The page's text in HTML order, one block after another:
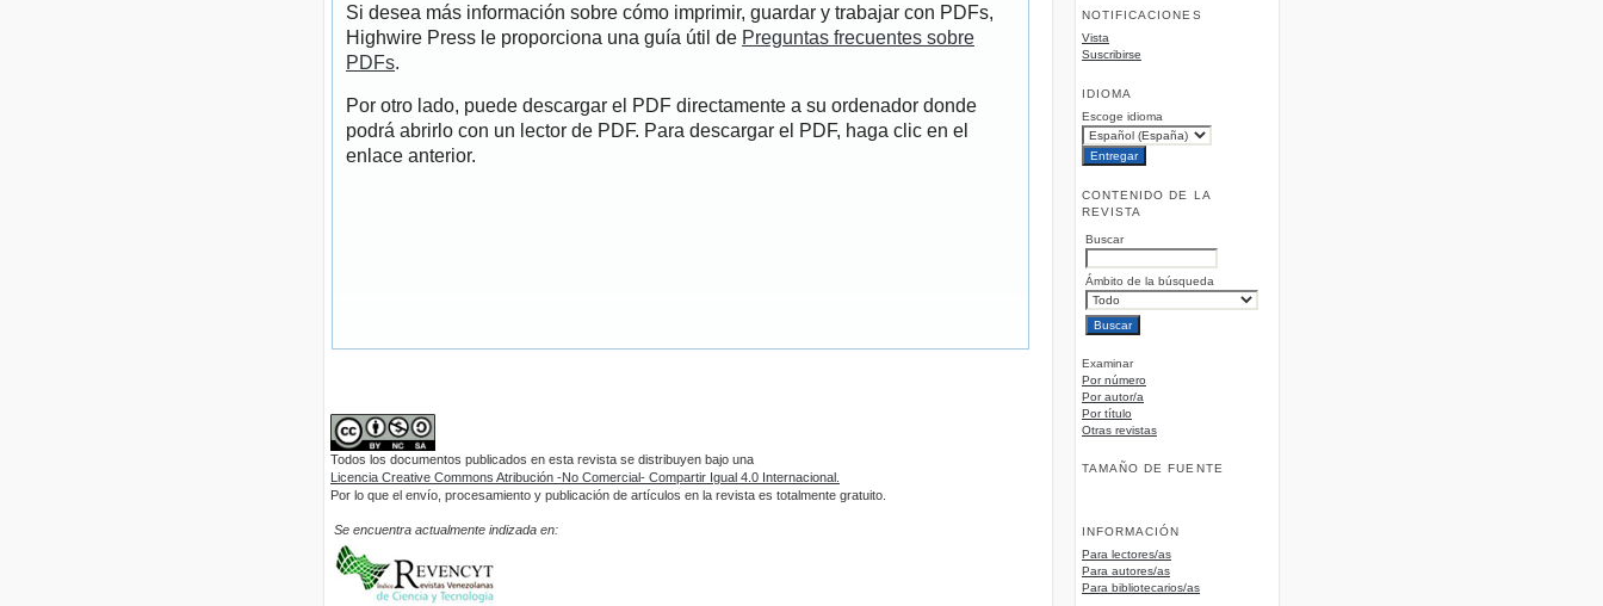
NOTIFICACIONES
Vista
Suscribirse
IDIOMA
Escoge idioma
CONTENIDO DE LA
REVISTA
Buscar
Ámbito de la búsqueda
Examinar
Por número
Por autor/a
Por título
Otras revistas
TAMAÑO DE FUENTE
INFORMACIÓN
Para lectores/as
Para autores/as
Para bibliotecarios/as
Si desea más información sobre cómo imprimir, guardar y trabajar con PDFs,
Highwire Press le proporciona una guía útil de Preguntas frecuentes sobre
PDFs.
Por otro lado, puede descargar el PDF directamente a su ordenador donde
podrá abrirlo con un lector de PDF. Para descargar el PDF, haga clic en el
enlace anterior.
Todos los documentos publicados en esta revista se distribuyen bajo una
Licencia Creative Commons Atribución -No Comercial- Compartir Igual 4.0 Internacional.
Por lo que el envío, procesamiento y publicación de artículos en la revista es totalmente gratuito.
Se encuentra actualmente indizada en: